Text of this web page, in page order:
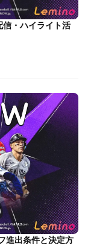
・ハイライト活
進出条件と決定方